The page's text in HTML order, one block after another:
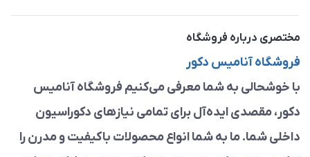
مختصری درباره فروشگاه
فروشگاه آنامیس دکور
با خوشحالی به شما معرفی می‌کنیم فروشگاه آنامیس
دکور، مقصدی ایده‌آل برای تمامی نیازهای دکوراسیون
داخلی شما. ما به شما انواع محصولات باکیفیت و مدرن را